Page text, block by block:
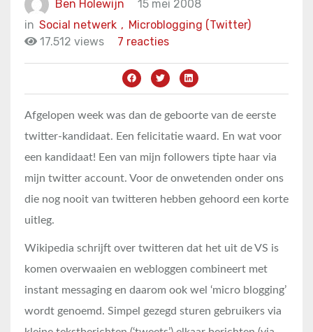
Ben Holewijn
15 mei 2008
in
Microblogging (Twitter)
Social netwerk ,
17.512 views
7 reacties
Afgelopen week was dan de geboorte van de eerste
twitter-kandidaat. Een felicitatie waard. En wat voor
een kandidaat! Een van mijn followers tipte haar via
mijn twitter account. Voor de onwetenden onder ons
die nog nooit van twitteren hebben gehoord een korte
uitleg.
Wikipedia schrijft over twitteren dat het uit de VS is
komen overwaaien en webloggen combineert met
instant messaging en daarom ook wel ‘micro blogging’
wordt genoemd. Simpel gezegd sturen gebruikers via